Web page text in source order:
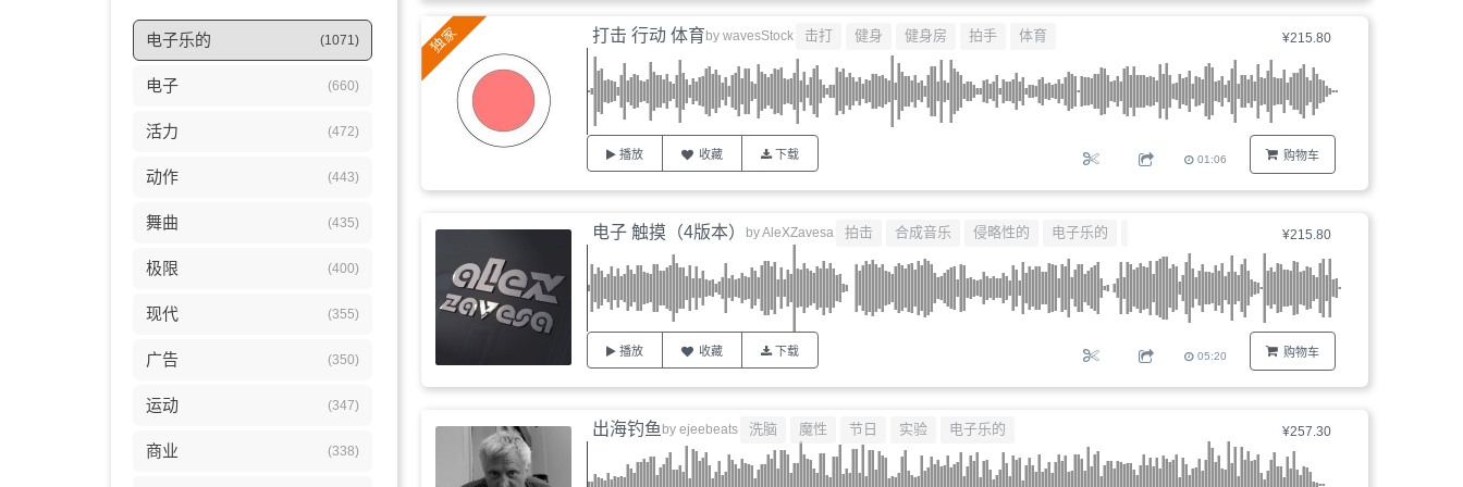
件
编
电子乐的 (1071)
电子 (660)
活力 (472)
动作 (443)
舞曲 (435)
极限 (400)
现代 (355)
广告 (350)
运动 (347)
商业 (338)
¥215.80
购物车
打击 行动 体育by wavesStock 击打 健身 健身房 拍手 体育
播放 收藏 下载 01:06
¥215.80
购物车
电子 触摸（4版本） byAleXZavesa 拍击 合成音乐 侵略性的 电子乐的
播放 收藏 下载 05:20
¥257.30
出海钓鱼 by ejeebeats 洗脑 魔性 节日 实验 电子乐的